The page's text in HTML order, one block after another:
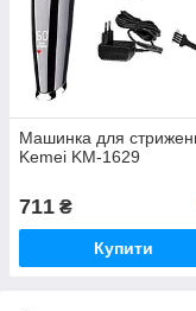
Машинка для
Kemei KM-1629
711 ₴
Купити